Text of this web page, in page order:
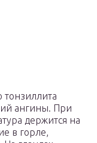
ангины. При
держится на
в горле,